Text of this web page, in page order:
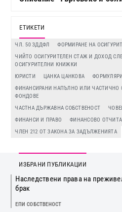
ЕТИКЕТИ
ЧЛ. 50 ЗДДФЛ
ФОРМИРАНЕ НА
ЧИЙТО ОСИГУРИТЕЛЕН СТАЖ И ДОХОД
ОСИГУРИТЕЛНИ КНИЖКИ
ЮРИСТИ
ЦАНКА ЦАНКОВА ФОРМУЛЯРИ
ФИНАНСИРАНИ НАПЪЛНО ИЛИ ЧАСТИЧНО
ФОНДОВЕ
ЧАСТНА ДЪРЖАВНА СОБСТВЕНОСТ
ФИНАНСИ И ПРАВО
ФИНАНСОВО
ЧЛЕН 212 ОТ ЗАКОНА ЗА ЗАДЪЛЖЕНИЯТА
ИЗБРАНИ ПУБЛИКАЦИИ
Наследствени права на
брак
ЕПИ СОБСТВЕНОСТ